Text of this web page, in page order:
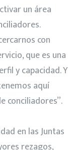
un área
con
que es una
y capacidad. Y
aquí
conciliadores”.
en las Juntas
rezagos,